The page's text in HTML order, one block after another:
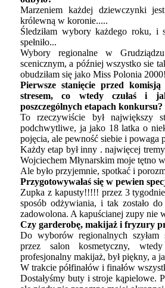
Marzeniem każdej dziewczynki
królewną w koronie.....
Śledziłam wybory każdego roku, i
spełniło...
Wybory regionalne w
scenicznym, a później wszystko sie
obudziłam się jako Miss Polonia
Pierwsze stanięcie przed
stresem, co wtedy czułaś i
poszczególnych etapach konkursu?
To rzeczywiście był największy
podchwytliwe, ja jako 18 latka o
pojęcia, ale pewność siebie i powaga
Każdy etap był inny . najwięcej
Wojciechem Młynarskim moje tętno
Ale było przyjemnie, spotkać i
Przygotowywałaś się w pewien
Zupka z kapusty!!!!! przez 3
sposób odżywiania, i tak zostało
zadowolona. A kapuścianej zupy nie
Czy garderobę, makijaż i fryzury
Do wyborów regionalnych
przez salon kosmetyczny,
profesjonalny makijaż, był piękny, a
W trakcie półfinałów i finałów
Dostałyśmy buty i stroje kąpielowe.